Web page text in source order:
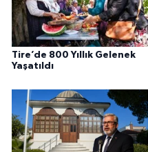
Tire’de 800 Yıllık Gelenek
Yaşatıldı